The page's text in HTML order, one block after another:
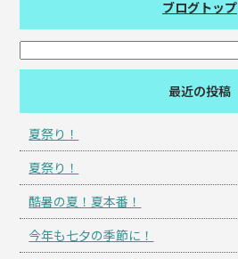
ブログトップ
最近の投稿
夏祭り！
夏祭り！
酷暑の夏！夏本番！
今年も七夕の季節に！